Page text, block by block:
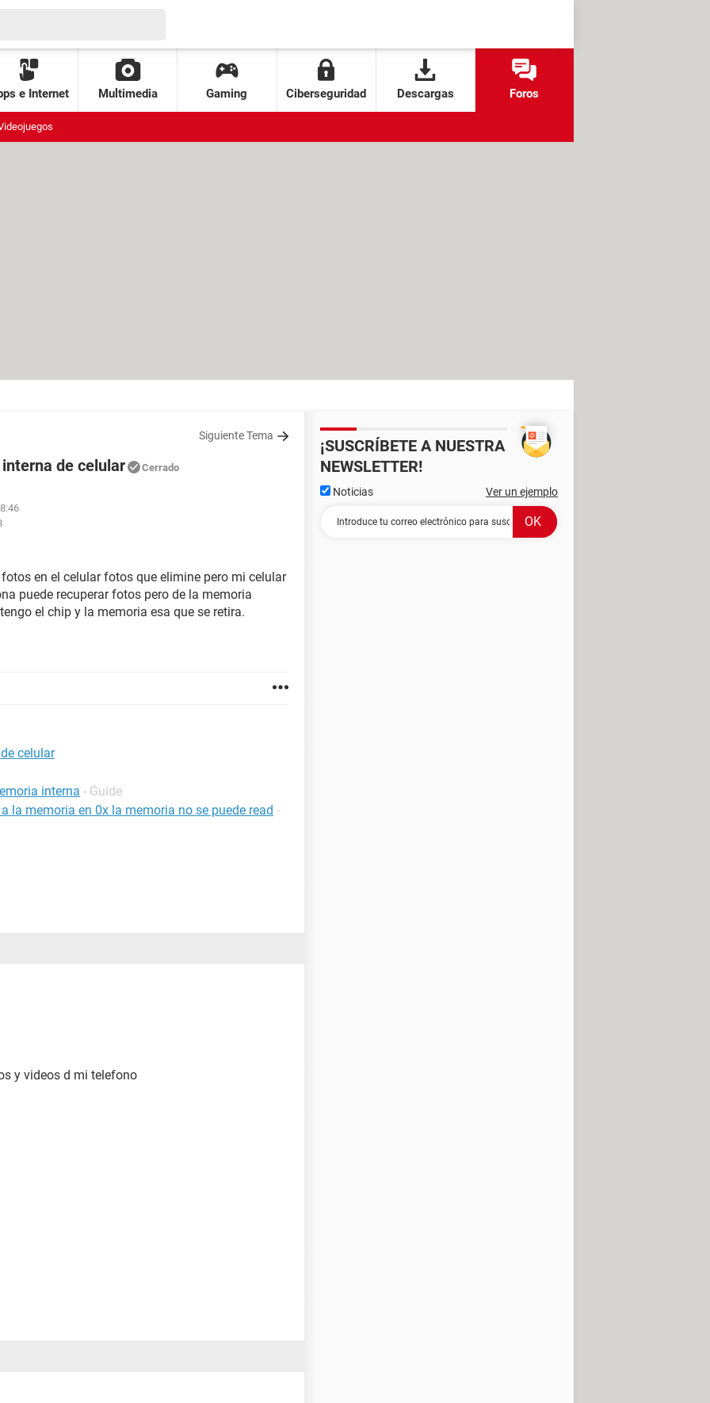
e Internet Multimedia Gaming Ciberseguridad Descargas Foros
Siguiente Tema
de celular Cerrado
en el celular fotos que elimine pero mi celular
puede recuperar fotos pero de la memoria
el chip y la memoria esa que se retira.
celular
interna - Guide
la memoria en 0x la memoria no se puede read -
y videos d mi telefono
¡SUSCRÍBETE A NUESTRA
NEWSLETTER!
Noticias Ver un ejemplo